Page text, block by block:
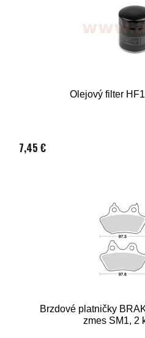
Olejový filter
7,45 €
Brzdové platničky
zmes SM1, 2